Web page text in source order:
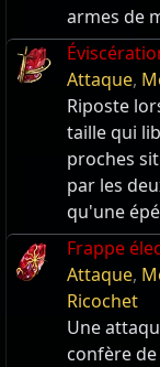
armes de
Attaque,
Riposte
taille qui
proches
par les
qu'une
Frappe
Attaque,
Ricochet
Une
confère